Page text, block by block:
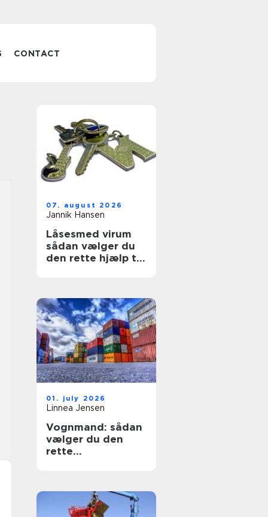
CONTACT
07. august 2026
Jannik Hansen
Låsesmed virum
sådan vælger du
den rette hjælp til
01. july 2026
Linnea Jensen
Vognmand: sådan
vælger du den
rette